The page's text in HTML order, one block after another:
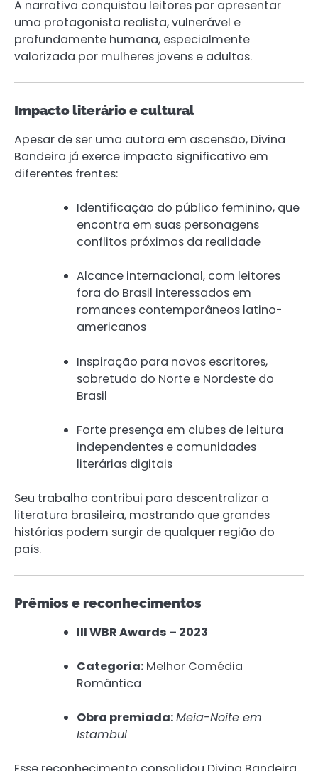
A narrativa conquistou leitores por apresentar
uma protagonista realista, vulnerável e
profundamente humana, especialmente
valorizada por mulheres jovens e adultas.
Impacto literário e cultural
Apesar de ser uma autora em ascensão, Divina
Bandeira já exerce impacto significativo em
diferentes frentes:
Identificação do público feminino, que
encontra em suas personagens
conflitos próximos da realidade
Alcance internacional, com leitores
fora do Brasil interessados em
romances contemporâneos latino-
americanos
Inspiração para novos escritores,
sobretudo do Norte e Nordeste do
Brasil
Forte presença em clubes de leitura
independentes e comunidades
literárias digitais
Seu trabalho contribui para descentralizar a
literatura brasileira, mostrando que grandes
histórias podem surgir de qualquer região do
país.
Prêmios e reconhecimentos
III WBR Awards – 2023
Categoria: Melhor Comédia
Romântica
Obra premiada:Meia-Noite em
Istambul